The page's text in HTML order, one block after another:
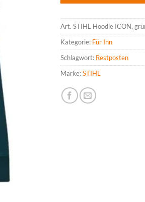
Art. STIHL Hoodie ICON,
Kategorie: Für Ihn
Schlagwort: Restposten
Marke:STIHL